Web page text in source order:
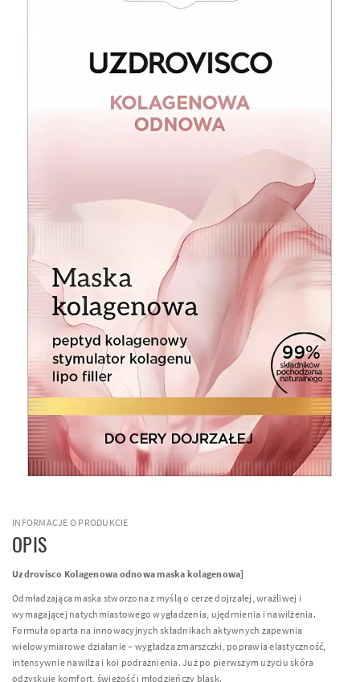
INFORMACJE O PRODUKCIE
OPIS
Uzdrovisco Kolagenowa odnowa maska kolagenowa]
Odmładzająca maska stworzona z myślą o cerze dojrzałej, wrażliwej i
wymagającej natychmiastowego wygładzenia, ujędrnienia i nawilżenia.
Formuła oparta na innowacyjnych składnikach aktywnych zapewnia
wielowymiarowe działanie – wygładza zmarszczki, poprawia elastyczność,
intensywnie nawilża i koi podrażnienia. Już po pierwszym użyciu skóra
odzyskuje komfort, świeżość i młodzieńczy blask.